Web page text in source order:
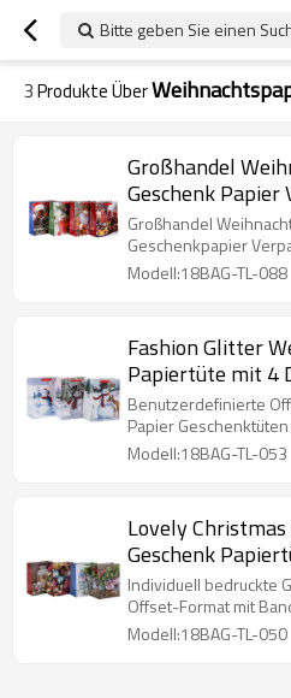
Bitte geben Sie einen
3Produkte Über
Großhandel
Geschenk Papier
Tongle
Großhandel
Geschenkpapier
Modell:18BAG-TL-088
Fashion Glitter
Papiertüte mit 4
Verpackung
Benutzerdefinierte
Papier
Modell:18BAG-TL-053
Lovely
Geschenk
Assorted in
Individuell bedruckte
Offset-Format mit
Modell:18BAG-TL-050